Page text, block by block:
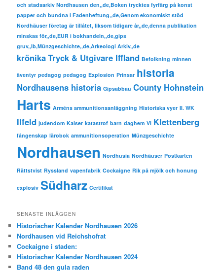
och stadsarkiv Nordhausen den,,de,Boken trycktes fyrfärg på konst
papper och bundna i Fadenheftung,,de,Genom ekonomiskt stöd
Nordhäuser företag är tillåtet, liksom tidigare år,,de,denna publikation
minskas för,,de,EUR i bokhandeln,,de,gips
gruv,,lb,Münzgeschichte,,de,Arkeologi Arkiv,,de
krönikaTryck & Utgivare Iffland Befolkning minnen
äventyr pedagog pedagog Explosion Prinsar historia
Nordhausens historia Gipsabbau County Hohnstein
Harts Arméns ammunitionsanläggning Historiska vyer II. WK
Ilfeld judendom Kaiser katastrof barn daghem Vi Klettenberg
fångenskap lärobok ammunitionsoperation Münzgeschichte
Nordhausen Nordhusia Nordhäuser Postkarten
Rättstvist Ryssland vapenfabrik Cockaigne Rik på mjölk och honung
explosiv Südharz Certifikat
SENASTE INLÄGGEN
Historischer Kalender Nordhausen 2026
Nordhausen vid Reichshofrat
Cockaigne i staden:
Historischer Kalender Nordhausen 2024
Band 48 den gula raden